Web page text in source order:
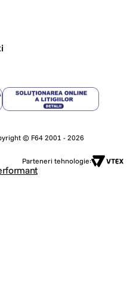
© F64 2001 - 2026
Parteneri tehnologie: